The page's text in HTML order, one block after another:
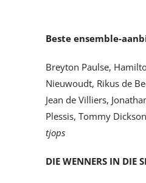
Beste ensemble-
Breyton Paulse,
Nieuwoudt, Rikus de
Jean de Villiers,
Plessis, Tommy
tjops
DIE WENNERS IN DIE